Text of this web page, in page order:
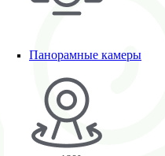
Панорамные камеры